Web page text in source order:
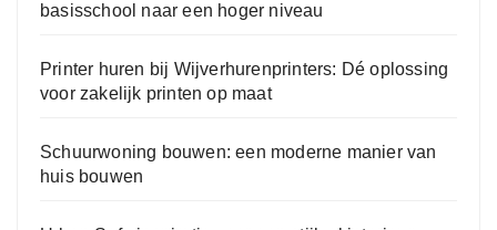
basisschool naar een hoger niveau
Printer huren bij Wijverhurenprinters: Dé oplossing
voor zakelijk printen op maat
Schuurwoning bouwen: een moderne manier van
huis bouwen